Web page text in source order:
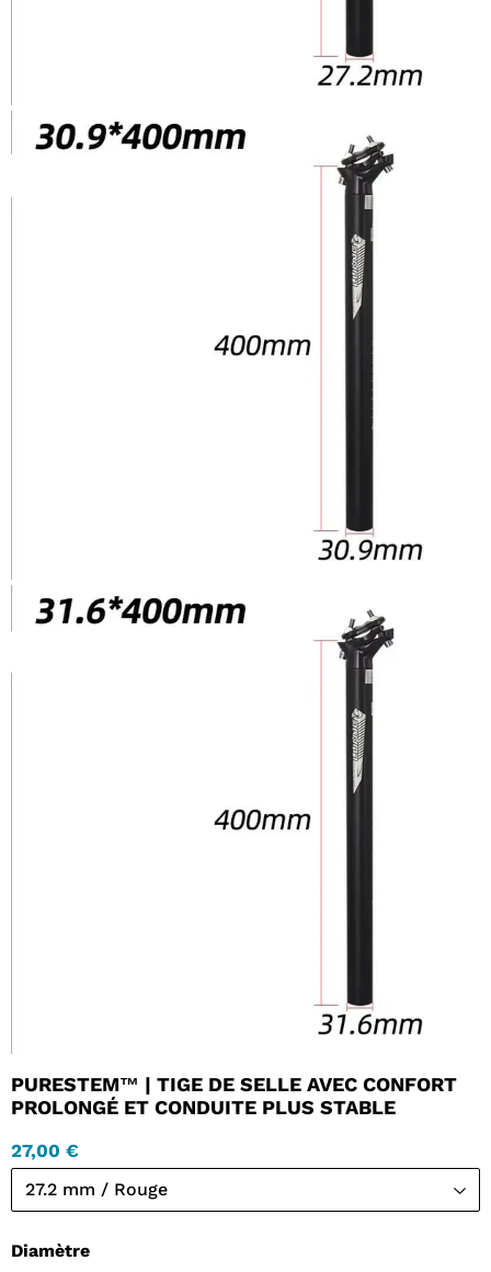
PURESTEM™ | TIGE DE SELLE AVEC CONFORT
PROLONGÉ ET CONDUITE PLUS STABLE
27,00 €
Diamètre